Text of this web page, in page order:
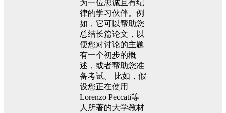
为一位忠诚且有纪
律的学习伙伴。例
如，它可以帮助您
总结长篇论文，以
便您对讨论的主题
有一个初步的概
述，或者帮助您准
备考试。 比如，假
设您正在使用
Lorenzo Peccati等
人所著的大学教材